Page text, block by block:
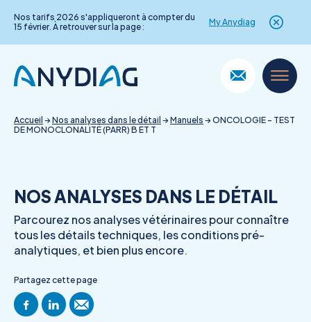
Nos tarifs 2026 s'appliqueront à compter du
15 février. À retrouver sur la page :
My Anydiag
content
Accueil →Nos analyses dans le détail →Manuels →ONCOLOGIE – TEST
DE MONOCLONALITÉ (PARR) B ET T
NOS ANALYSES DANS LE DÉTAIL
Parcourez nos analyses vétérinaires pour connaître
tous les détails techniques, les conditions pré-
analytiques, et bien plus encore.
Partagez cette page